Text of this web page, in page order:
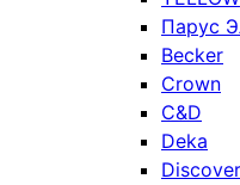
Парус
Becker
Crown
C&D
Deka
Discover